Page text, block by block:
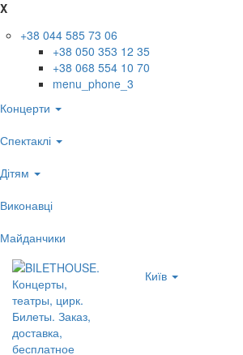
X
+38 044 585 73 06
+38 050 353 12 35
+38 068 554 10 70
menu_phone_3
Концерти
Спектаклі
Дітям
Виконавці
Майданчики
Київ